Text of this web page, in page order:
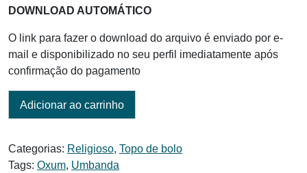
DOWNLOAD AUTOMÁTICO
O link para fazer o download do arquivo é enviado por e-
mail e disponibilizado no seu perfil imediatamente após
confirmação do pagamento
Adicionar ao carrinho
Categorias: Religioso, Topo de bolo
Tags: Oxum, Umbanda